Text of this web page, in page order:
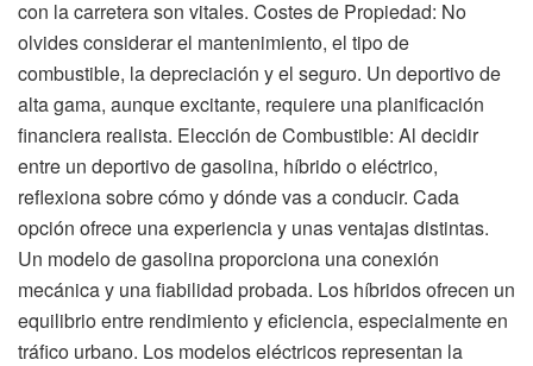
con la carretera son vitales. Costes de Propiedad: No
olvides considerar el mantenimiento, el tipo de
combustible, la depreciación y el seguro. Un deportivo de
alta gama, aunque excitante, requiere una planificación
financiera realista. Elección de Combustible: Al decidir
entre un deportivo de gasolina, híbrido o eléctrico,
reflexiona sobre cómo y dónde vas a conducir. Cada
opción ofrece una experiencia y unas ventajas distintas.
Un modelo de gasolina proporciona una conexión
mecánica y una fiabilidad probada. Los híbridos ofrecen un
equilibrio entre rendimiento y eficiencia, especialmente en
tráfico urbano. Los modelos eléctricos representan la